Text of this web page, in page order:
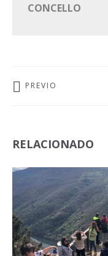
CONCELLO
PREVIO
RELACIONADO